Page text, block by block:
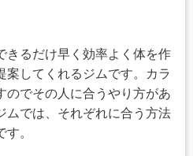
きるだけ早く効率よく体を作
案してくれるジムです。カラ
のでその人に合うやり方があ
ムでは、それぞれに合う方法
。